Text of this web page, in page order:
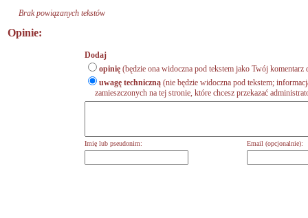
Brak powiązanych tekstów
Opinie:
Dodaj
opinię (będzie ona widoczna pod tekstem jako Twój komentarz
uwagę techniczną (nie będzie widoczna pod tekstem;
zamieszczonych na tej stronie, które chcesz przekazać
Imię lub pseudonim: Email (opcjonalnie):